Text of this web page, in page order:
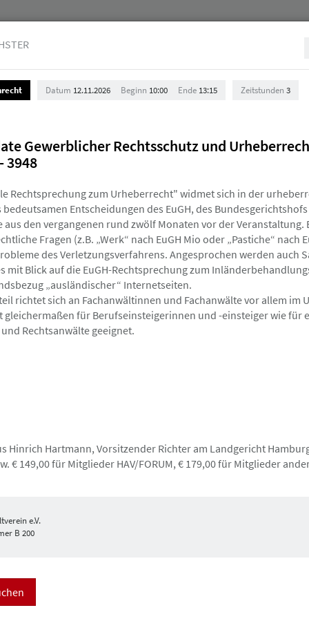
an, um Ihre und unsere
(in der Regel 10 Tage vor der
eines neuen HAV-Seminars einlösen
über die Hälfte des
fällig. Einen Gutschein erhalten Sie
kulturellen/ gesellschaftlichen
Datum 12.11.2026 Beginn 10:00 Ende 13:15 Zeitstunden 3
Gewerblicher Rechtsschutz und
3948
Rechtsprechung zum Urheberrecht" widmet sich in der
Entscheidungen des EuGH, des
aus den vergangenen rund zwölf Monaten vor der Veranstaltung.
Fragen (z.B. „Werk“ nach EuGH Mio oder „Pastiche“ nach
des Verletzungsverfahrens. Angesprochen werden auch
mit Blick auf die EuGH-Rechtsprechung zum
„ausländischer“ Internetseiten.
richtet sich an Fachanwältinnen und Fachanwälte vor allem im
gleichermaßen für Berufseinsteigerinnen und -einsteiger wie für
Rechtsanwälte geeignet.
Hinrich Hartmann, Vorsitzender Richter am Landgericht
€ 149,00 für Mitglieder HAV/FORUM, € 179,00 für Mitglieder
e.V.
B 200